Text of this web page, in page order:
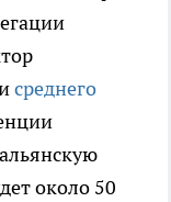
среднего
около 50